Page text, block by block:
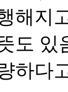
해지
도 있
하다